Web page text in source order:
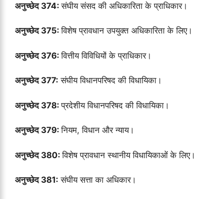
अनुच्छेद 374:संघीय संसद की अधिकारिता के प्राधिकार।
अनुच्छेद 375:विशेष प्रावधान उपयुक्त अधिकारिता के लिए।
अनुच्छेद 376:वित्तीय विविधियों के प्राधिकार।
अनुच्छेद 377: संघीय विधानपरिषद की विधायिका।
अनुच्छेद 378:प्रदेशीय विधानपरिषद की विधायिका।
अनुच्छेद 379:नियम, विधान और न्याय।
अनुच्छेद 380:विशेष प्रावधान स्थानीय विधायिकाओं के लिए।
अनुच्छेद 381: संघीय सत्ता का अधिकार।